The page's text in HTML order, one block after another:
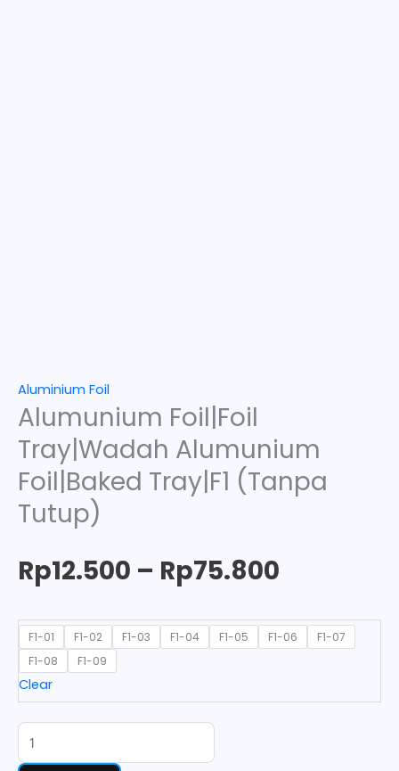
Aluminium Foil
Alumunium Foil|Foil
Tray|Wadah Alumunium
Foil|Baked Tray|F1 (Tanpa
Tutup)
Rp12.500 – Rp75.800
F1-01 F1-02 F1-03 F1-04 F1-05 F1-06
F1-07
F1-08
F1-09
Clear